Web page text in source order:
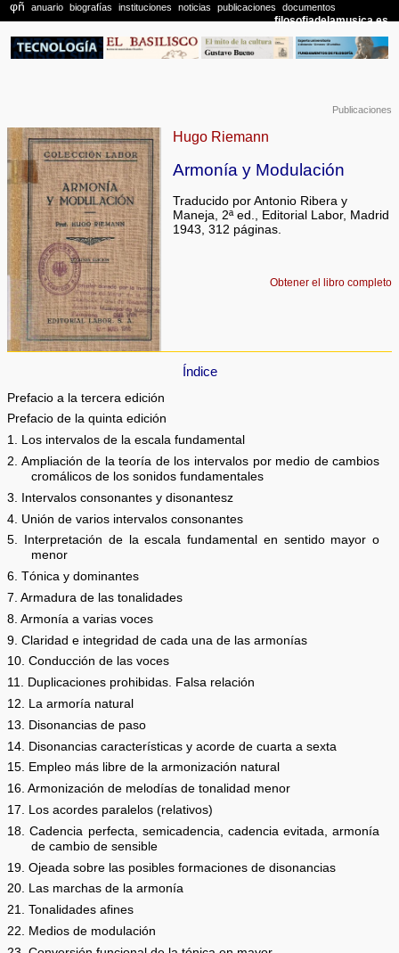
Publicaciones
Hugo Riemann
Armonía y Modulación
Traducido por Antonio Ribera y
Maneja, 2ª ed., Editorial Labor, Madrid
1943, 312 páginas.
Obtener el libro completo
Índice
Prefacio a la tercera edición
Prefacio de la quinta edición
1. Los intervalos de la escala fundamental
2. Ampliación de la teoría de los intervalos por medio de cambios
cromálicos de los sonidos fundamentales
3. Intervalos consonantes y disonantesz
4. Unión de varios intervalos consonantes
5. Interpretación de la escala fundamental en sentido mayor o
menor
6. Tónica y dominantes
7. Armadura de las tonalidades
8. Armonía a varias voces
9. Claridad e integridad de cada una de las armonías
10. Conducción de las voces
11. Duplicaciones prohibidas. Falsa relación
12. La armoría natural
13. Disonancias de paso
14. Disonancias características y acorde de cuarta a sexta
15. Empleo más libre de la armonización natural
16. Armonización de melodías de tonalidad menor
17. Los acordes paralelos (relativos)
18. Cadencia perfecta, semicadencia, cadencia evitada, armonía
de cambio de sensible
19. Ojeada sobre las posibles formaciones de disonancias
20. Las marchas de la armonía
21. Tonalidades afines
22. Medios de modulación